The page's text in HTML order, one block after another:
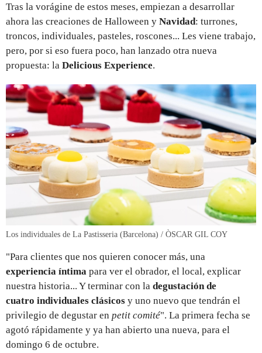
Tras la vorágine de estos meses, empiezan a desarrollar
ahora las creaciones de Halloween y Navidad: turrones,
troncos, individuales, pasteles, roscones... Les viene trabajo,
pero, por si eso fuera poco, han lanzado otra nueva
propuesta: la Delicious Experience.
Los individuales de La Pastisseria (Barcelona) / ÒSCAR GIL COY
"Para clientes que nos quieren conocer más, una
experiencia íntima para ver el obrador, el local, explicar
nuestra historia... Y terminar con la degustación de
cuatro individuales clásicos y uno nuevo que tendrán el
privilegio de degustar en petit comité". La primera fecha se
agotó rápidamente y ya han abierto una nueva, para el
domingo 6 de octubre.